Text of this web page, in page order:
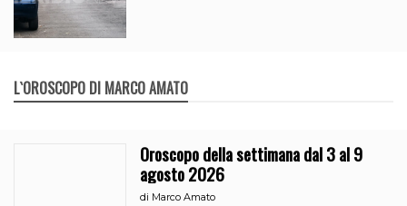
L`OROSCOPO DI MARCO AMATO
Oroscopo della settimana dal 3 al 9
agosto 2026
di Marco Amato